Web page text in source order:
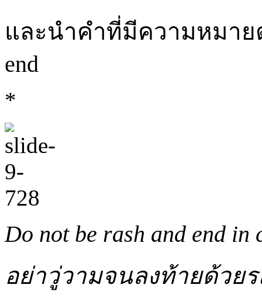
และนำคำที่มีความหมาย
end
*
Do not be rash and end in
อย่าวู่วามจนลงท้ายด้วย